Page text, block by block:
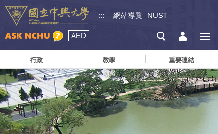
::: 網站導覽 NUST
AED
行政 教學 重要連結